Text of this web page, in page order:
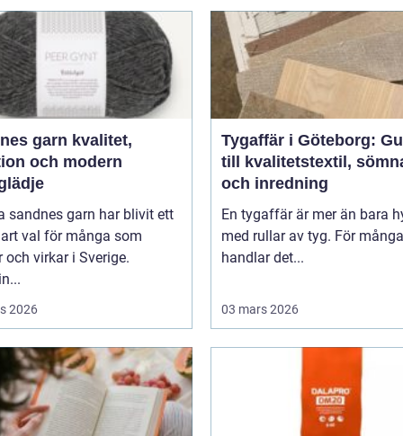
garn kvalitet,
och modern
sandnes garn har blivit ett
val för många som
och virkar i Sverige.
2026
Tygaffär i Göteborg:
till kvalitetstextil,
och inredning
En tygaffär är mer än bara
med rullar av tyg. För många
handlar det...
03 mars 2026